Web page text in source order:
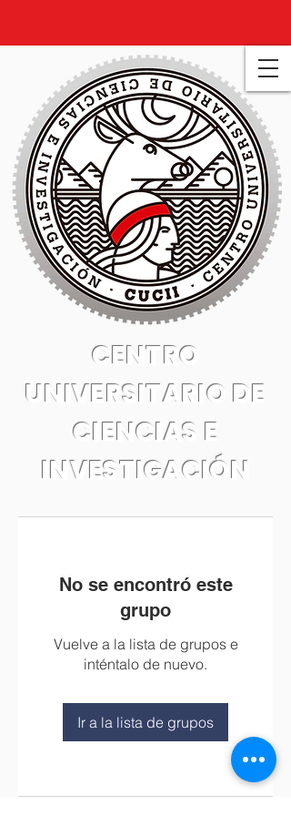
CENTRO
UNIVERSITARIO DE
CIENCIAS E
INVESTIGACIÓN
No se encontró este
grupo
Vuelve a la lista de grupos e
inténtalo de nuevo.
Ir a la lista de grupos